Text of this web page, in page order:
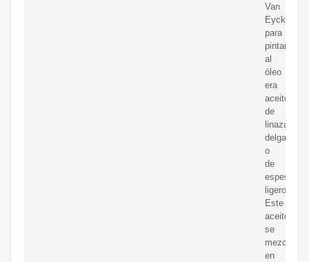
Van
Eyck
para
pintar
al
óleo
era
aceite
de
linaza
delgado
o
de
espesado
ligero.
Este
aceite
se
mezclaba
en